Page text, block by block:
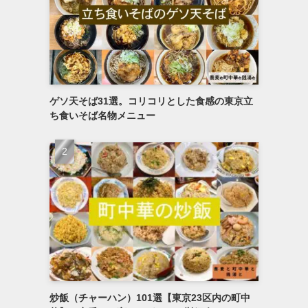
ゲソ天そば31選。コリコリとした食感の東京立
ち食いそば名物メニュー
炒飯（チャーハン）101選【東京23区内の町中